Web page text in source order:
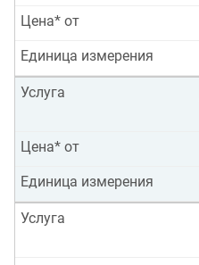
Цена* от
Единица измерения
Услуга
Цена* от
Единица измерения
Услуга